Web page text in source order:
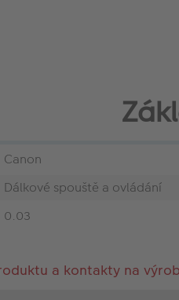
Canon
Dálkové spouště a ovládání
0.03
a kontakty na